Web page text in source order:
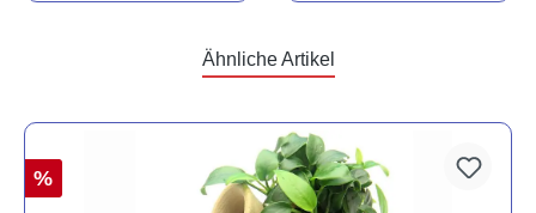
Ähnliche Artikel
%